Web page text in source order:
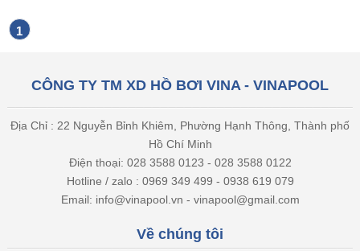
1
CÔNG TY TM XD HỒ BƠI VINA - VINAPOOL
Địa Chỉ : 22 Nguyễn Bỉnh Khiêm, Phường Hạnh Thông, Thành phố
Hồ Chí Minh
Điện thoại: 028 3588 0123 - 028 3588 0122
Hotline / zalo : 0969 349 499 - 0938 619 079
Email: info@vinapool.vn - vinapool@gmail.com
Về chúng tôi